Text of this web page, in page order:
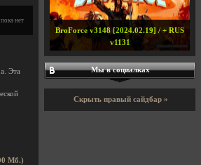
нет
Эта
Мб.)
BroForce v3148 [2024.02.19] / + RUS
v1131
Мы в социалках
Скрыть правый сайдбар »